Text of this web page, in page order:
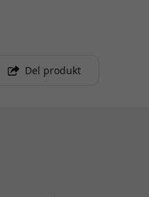
Del produkt